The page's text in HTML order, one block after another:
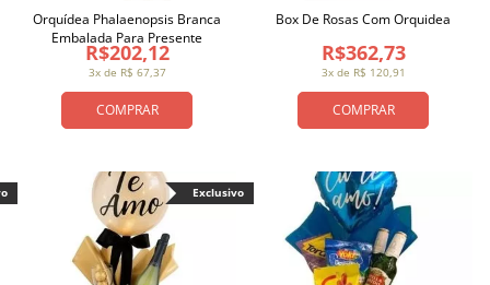
COMPRAR
3x de R$ 67,37
R$202,12
Orquídea Phalaenopsis Branca
Embalada Para Presente
COMPRAR
3x de R$ 120,91
R$362,73
Box De Rosas Com Orquidea
Exclusivo